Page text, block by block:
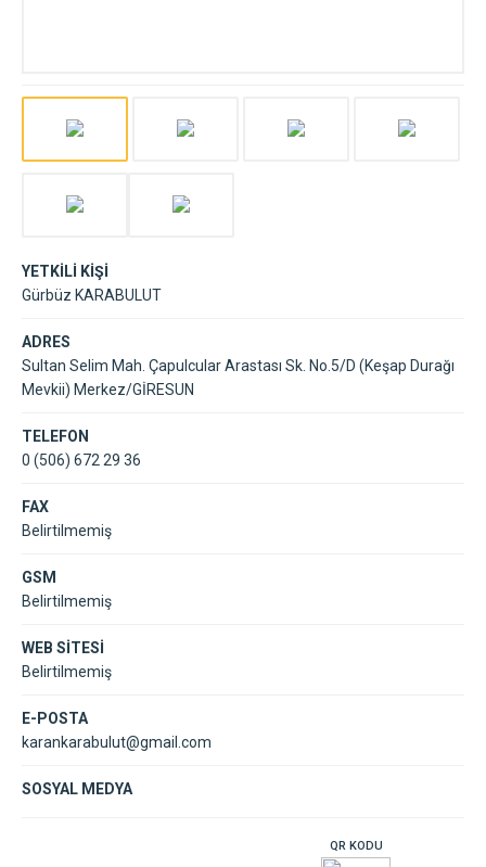
YETKİLİ KİŞİ
Gürbüz KARABULUT
ADRES
Sultan Selim Mah. Çapulcular Arastası Sk. No.5/D (Keşap Durağı
Mevkii) Merkez/GİRESUN
TELEFON
0 (506) 672 29 36
FAX
Belirtilmemiş
GSM
Belirtilmemiş
WEB SİTESİ
Belirtilmemiş
E-POSTA
karankarabulut@gmail.com
SOSYAL MEDYA
QR KODU